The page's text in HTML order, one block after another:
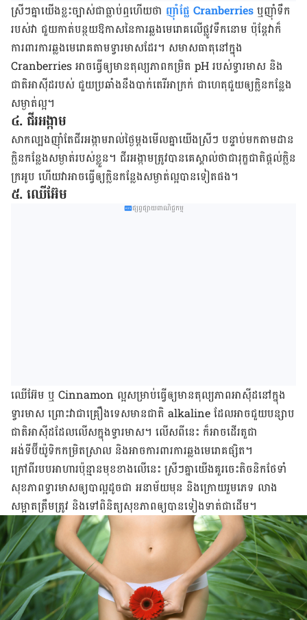
ស្រី​ៗ​គ្នា​យើង​ខ្លះ​ច្បាស់​ជា​ធ្លាប់​ឮ​ហើយ​ថា ញ៉ាំ​ផ្លែ Cranberriesឬ​ញ៉ាំ​ទឹក​
របស់​វា ជួយ​កាត់​បន្ថយ​ឱកាស​នៃ​ការ​ឆ្លង​មេរោគ​លើ​ផ្លូវ​ទឹក​នោម ប៉ុន្តែ​វា​ក៏​
ការពារ​ការ​ឆ្លង​មេរោគ​តាម​ទ្វារមាស​ដែរ។ សមាសធាតុ​នៅ​ក្នុង
Cranberries អាច​ធ្វើ​ឲ្យ​មាន​តុល្យភាព​កម្រិត pH របស់​ទ្វារមាស និង​
ជាតិ​អាស៊ីដ​របស់​ ​ជួយ​ប្រឆាំង​នឹង​បាក់តេរី​អាក្រក់ ជាហេតុ​ជួយ​ឲ្យ​ក្លិន​កន្លែង​
សម្ងាត់​ល្អ។​
៤. ជី​រអង្កាម
សាក​ល្បង​ញ៉ាំ​តែ​ជី​រអង្កាម​រាល់​ថ្ងៃ​ម្ដង​មើល​គ្នា​យើង​ស្រីៗ បន្ទាប់​មក​តាម​ដាន​
ក្លិន​កន្លែង​សម្ងាត់​របស់​ខ្លួន។ ជី​រអង្កាម​ត្រូវ​បាន​គេ​ស្គាល់​ថា​ជា​រុក្ខជាតិ​ផ្ដល់​ក្លិន​
ក្រអូប ហើយ​វា​អាច​ធ្វើ​ឲ្យ​ក្លិន​កន្លែង​សម្ងាត់​ល្អ​បាន​ទៀត​ផង។
៥. ឈើ​អ៊ែម
ផ្សព្វផ្សាយពាណិជ្ជកម្ម
ឈើ​អ៊ែម ឬ Cinnamon ល្អ​សម្រាប់​ធ្វើ​ឲ្យ​មាន​តុល្យភាព​អាស៊ីដ​នៅ​ក្នុង​
ទ្វារមាស ព្រោះ​វា​ជា​គ្រឿង​ទេស​មាន​ជាតិ alkaline ដែល​អាច​ជួយ​បន្សាប​
ជាតិ​អាស៊ីដ​ដែល​លើស​ក្នុង​ទ្វារមាស។ លើស​ពី​នេះ ក៏​អាច​ដើរ​តួ​ជា​
អង់ទីប៊ីយ៉ូទិក​កម្រិត​ស្រាល និង​អាច​ការ​ពារ​ការ​ឆ្លង​មេរោគ​ផ្សិត។
ក្រៅ​ពី​របប​អាហារ​ប៉ុន្មាន​មុខ​ខាង​លើ​នេះ ស្រី​ៗ​គ្នា​យើង​គួរ​ចេះ​តិចនិក​ថែទាំ​
សុខភាព​ទ្វារមាស​ឲ្យ​បា​ល្អ​ដូចជា អនាម័យ​មុន និង​ក្រោយ​​រួម​ភេទ ​លាង​
សម្អាតត្រឹមត្រូវ​ និង​ទៅ​ពិនិត្យ​សុខភាព​ឲ្យ​បាន​ទៀងទាត់​ជាដើម។